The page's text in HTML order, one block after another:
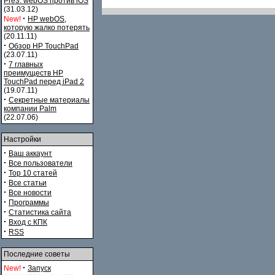
(31.03.12)
New! · HP webOS,
которую жалко потерять
(20.11.11)
· Обзор HP TouchPad
(23.07.11)
· 7 главных
преимуществ HP
TouchPad перед iPad 2
(19.07.11)
· Секретные материалы
компании Palm
(22.07.06)
Настройки
· Ваш аккаунт
· Все пользователи
· Top 10 статей
· Все статьи
· Все новости
· Программы
· Статистика сайта
· Вход с КПК
· RSS
Последние советы
New! · Запуск